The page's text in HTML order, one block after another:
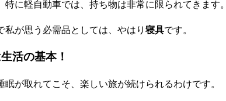
特に軽自動車では、持ち物は非常に限られてきます。
私が思う必需品としては、やはり寝具です。
活の基本！
眠が取れてこそ、楽しい旅が続けられるわけです。